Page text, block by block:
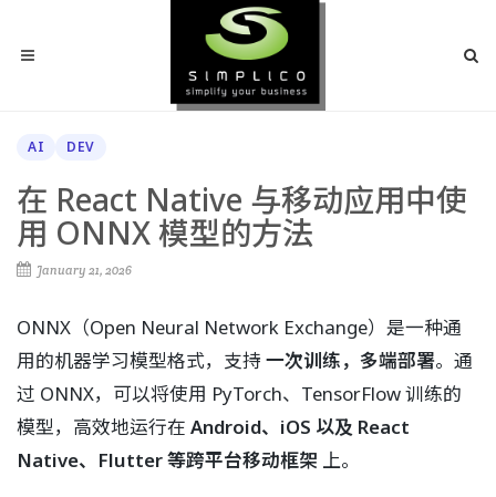
AI DEV
在 React Native 与移动应用中使
用 ONNX 模型的方法
January 21, 2026
ONNX（Open Neural Network Exchange）是一种通
用的机器学习模型格式，支持 一次训练，多端部署。通
过 ONNX，可以将使用 PyTorch、TensorFlow 训练的
模型，高效地运行在 Android、iOS 以及 React
Native、Flutter 等跨平台移动框架 上。